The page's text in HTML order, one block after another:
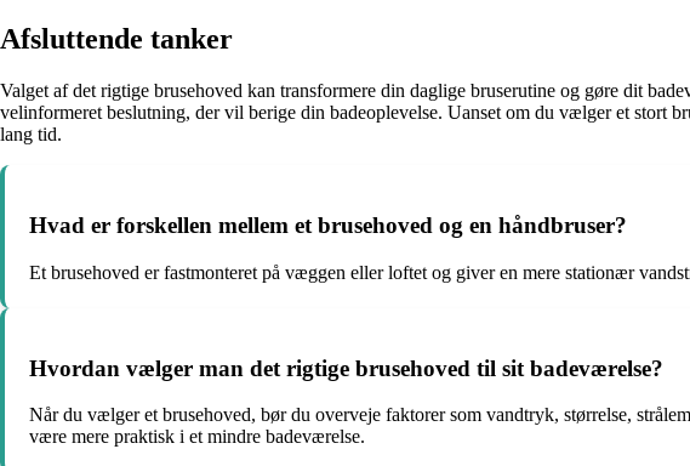
Afsluttende tanker
Valget af det rigtige brusehoved kan transformere din daglige bruserutine og gøre dit
velinformeret beslutning, der vil berige din badeoplevelse. Uanset om du vælger et stort
lang tid.
Hvad er forskellen mellem et brusehoved og en håndbruser?
Et brusehoved er fastmonteret på væggen eller loftet og giver en mere stationær
Hvordan vælger man det rigtige brusehoved til sit badeværelse?
Når du vælger et brusehoved, bør du overveje faktorer som vandtryk, størrelse,
være mere praktisk i et mindre badeværelse.